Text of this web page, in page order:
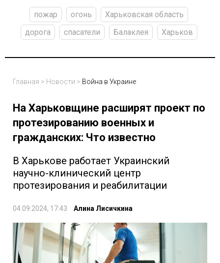
пожар огонь
Харьковская область
дорога
спасатели Балаклея Харьков
Главная > Новости > Война в Украине
На Харьковщине расширят проект по
протезированию военных и
гражданских: Что известно
В Харькове работает Украинский
научно-клинический центр
протезирования и реабилитации
04.09.2024, 17:43 Алина Лисичкина